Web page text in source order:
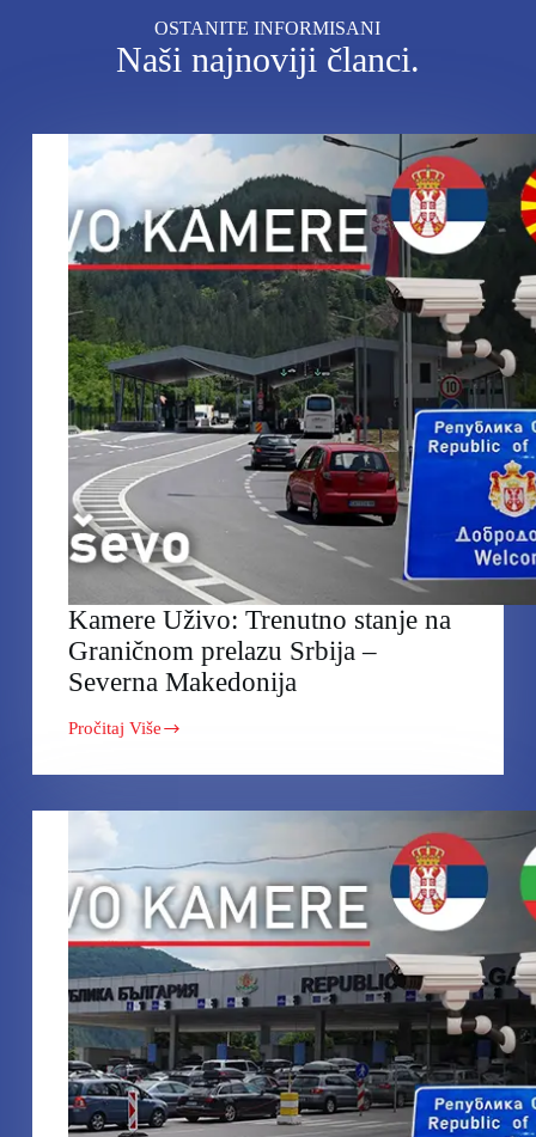
OSTANITE INFORMISANI
Naši najnoviji članci.
Kamere Uživo: Trenutno stanje na
Graničnom prelazu Srbija –
Severna Makedonija
Pročitaj Više
Kamere
Trenutno
Srbija
–
Severna
Makedonija